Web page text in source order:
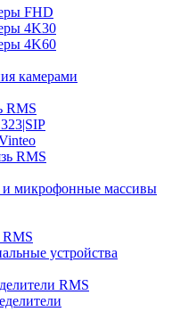
FHD
4K30
4K60
камерами
RMS
RMS
микрофонные массивы
устройства
RMS